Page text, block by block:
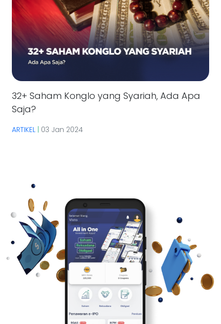
32+ Saham Konglo yang Syariah, Ada Apa
Saja?
ARTIKEL 03 Jan 2024